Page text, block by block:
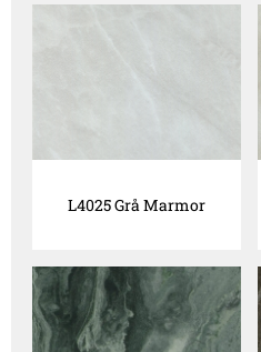
L4025 Grå Marmor